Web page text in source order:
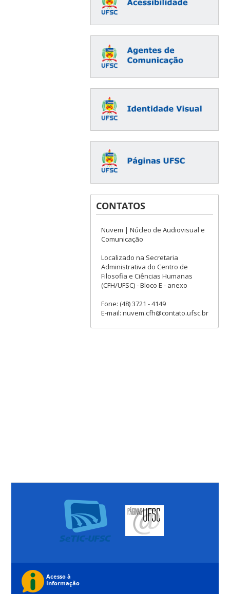
CONTATOS
Nuvem | Núcleo de Audiovisual e
Comunicação
Localizado na Secretaria
Administrativa do Centro de
Filosofia e Ciências Humanas
(CFH/UFSC) - Bloco E - anexo
Fone: (48) 3721 - 4149
E-mail: nuvem.cfh@contato.ufsc.br